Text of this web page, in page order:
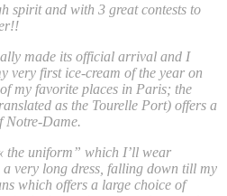
spirit and with 3 great contests to
made its official arrival and I
very first ice-cream of the year on
my favorite places in Paris; the
as the Tourelle Port) offers a
Notre-Dame.
the uniform” which I’ll wear
very long dress, falling down till my
which offers a large choice of